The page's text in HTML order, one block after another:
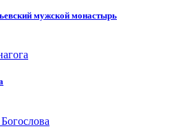
мужской монастырь